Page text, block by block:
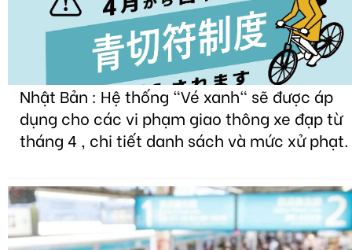
Nhật Bản : Hệ thống "Vé xanh" sẽ được áp
dụng cho các vi phạm giao thông xe đạp từ
tháng 4 , chi tiết danh sách và mức xử phạt.